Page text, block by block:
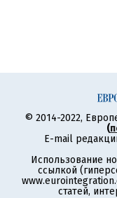
© 2014-2022,
(
E-mail
Использование
ссылкой
статей,